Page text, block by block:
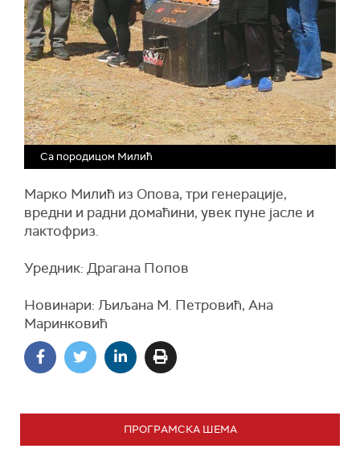
Са породицом Милић
Марко Милић из Опова, три генерације,
вредни и радни домаћини, увек пуне јасле и
лактофриз.
Уредник: Драгана Попов
Новинари: Љиљана М. Петровић, Ана
Маринковић
ПРОГРАМСКА ШЕМА